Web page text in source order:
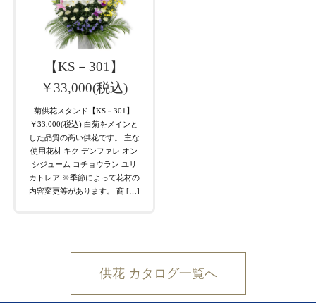
【KS－301】
￥33,000(税込)
菊供花スタンド【KS－301】
￥33,000(税込) 白菊をメインと
した品質の高い供花です。 主な
使用花材 キク デンファレ オン
シジューム コチョウラン ユリ
カトレア ※季節によって花材の
内容変更等があります。 商 […]
供花 カタログ一覧へ